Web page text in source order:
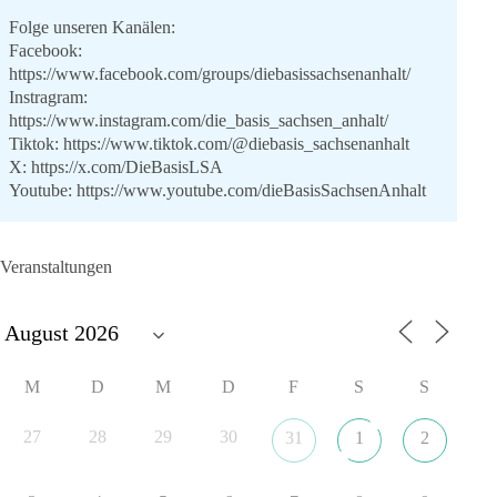
Folge unseren Kanälen:
Facebook:
https://www.facebook.com/groups/diebasissachsenanhalt/
Instragram:
https://www.instagram.com/die_basis_sachsen_anhalt/
Tiktok: https://www.tiktok.com/@diebasis_sachsenanhalt
X: https://x.com/DieBasisLSA
Youtube: https://www.youtube.com/dieBasisSachsenAnhalt
lohnt, dieBasis zu wählen.
Veranstaltungen
M D M D F S S
27 28 29 30 31 1 2